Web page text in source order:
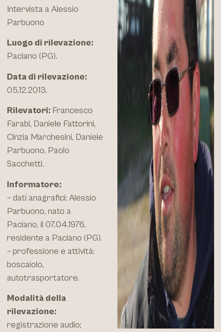
Intervista a Alessio
Parbuono
Luogo di rilevazione:
Paciano (PG).
Data di rilevazione:
05.12.2013.
Rilevatori: Francesco
Farabi, Daniele Fattorini,
Cinzia Marchesini, Daniele
Parbuono, Paolo
Sacchetti.
Informatore:
– dati anagrafici: Alessio
Parbuono, nato a
Paciano, il 07.04.1976,
residente a Paciano (PG).
– professione e attività:
boscaiolo,
autotrasportatore.
Modalità della
rilevazione:
registrazione audio;